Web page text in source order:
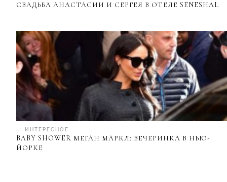
СВАДЬБА АНАСТАСИИ И СЕРГЕЯ В ОТЕЛЕ SENESHAL
— ИНТЕРЕСНОЕ
BABY SHOWER МЕГАН МАРКЛ: ВЕЧЕРИНКА В НЬЮ-
ЙОРКЕ